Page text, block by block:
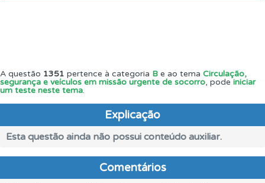
A questão 1351 pertence à categoria B e ao tema Circulação,
segurança e veículos em missão urgente de socorro, pode iniciar
um teste neste tema.
Explicação
Esta questão ainda não possui conteúdo auxiliar.
Comentários